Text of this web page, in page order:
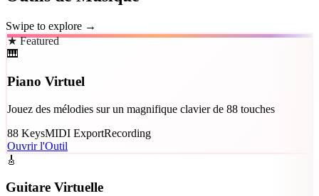
Swipe to explore →
★ Featured
🎹
Piano Virtuel
Jouez des mélodies sur un magnifique clavier de 88 touches
88 KeysMIDI ExportRecording
Ouvrir l'Outil
🎸
Guitare Virtuelle